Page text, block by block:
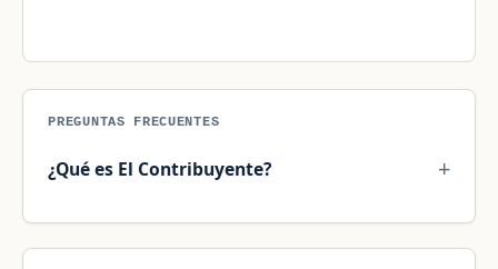
PREGUNTAS FRECUENTES
¿Qué es El Contribuyente?